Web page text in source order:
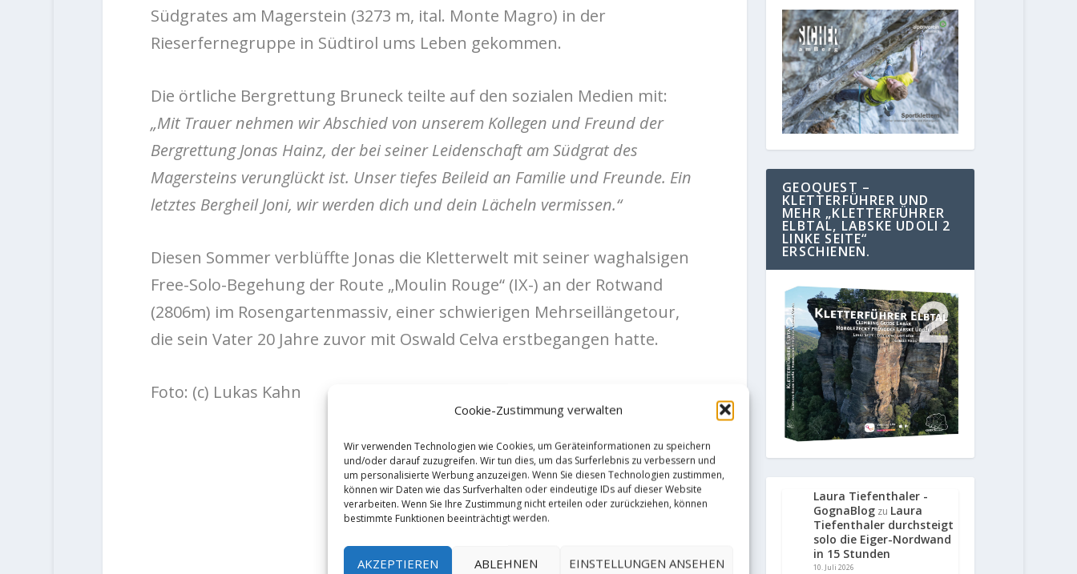
Cookie-Zustimmung verwalten
Wir verwenden Technologien wie Cookies, um Geräteinformationen zu speichern
und/oder darauf zuzugreifen. Wir tun dies, um das Surferlebnis zu verbessern und
um personalisierte Werbung anzuzeigen. Wenn Sie diesen Technologien zustimmen,
können wir Daten wie das Surfverhalten oder eindeutige IDs auf dieser Website
verarbeiten. Wenn Sie Ihre Zustimmung nicht erteilen oder zurückziehen, können
bestimmte Funktionen beeinträchtigt werden.
AKZEPTIEREN ABLEHNEN EINSTELLUNGEN ANSEHEN
Südgrates am Magerstein (3273 m, ital. Monte Magro) in der
Rieserfernegruppe in Südtirol ums Leben gekommen.
Die örtliche Bergrettung Bruneck teilte auf den sozialen Medien mit:
„Mit Trauer nehmen wir Abschied von unserem Kollegen und Freund der
Bergrettung Jonas Hainz, der bei seiner Leidenschaft am Südgrat des
Magersteins verunglückt ist. Unser tiefes Beileid an Familie und Freunde. Ein
letztes Bergheil Joni, wir werden dich und dein Lächeln vermissen.“
Diesen Sommer verblüffte Jonas die Kletterwelt mit seiner waghalsigen
Free-Solo-Begehung der Route „Moulin Rouge“ (IX-) an der Rotwand
(2806m) im Rosengartenmassiv, einer schwierigen Mehrseillängetour,
die sein Vater 20 Jahre zuvor mit Oswald Celva erstbegangen hatte.
Foto: (c) Lukas Kahn
GEOQUEST –
KLETTERFÜHRER UND
MEHR „KLETTERFÜHRER
ELBTAL, LABSKE UDOLI 2
LINKE SEITE“
ERSCHIENEN.
Laura Tiefenthaler -
GognaBlog zu Laura
Tiefenthaler durchsteigt
solo die Eiger-Nordwand
in 15 Stunden
10. Juli 2026